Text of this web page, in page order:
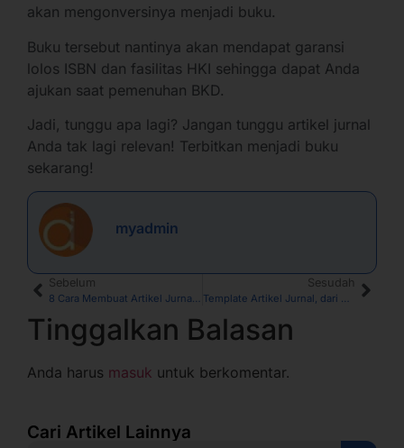
akan mengonversinya menjadi buku.
Buku tersebut nantinya akan mendapat garansi
lolos ISBN dan fasilitas HKI sehingga dapat Anda
ajukan saat pemenuhan BKD.
Jadi, tunggu apa lagi? Jangan tunggu artikel jurnal
Anda tak lagi relevan! Terbitkan menjadi buku
sekarang!
myadmin
Sebelum
8 Cara Membuat Artikel Jurnal, Apa Saja?
Sesudah
Template Artikel Jurnal, dari Pengertian hingga Link Download
Tinggalkan Balasan
Anda harus masuk untuk berkomentar.
Cari Artikel Lainnya